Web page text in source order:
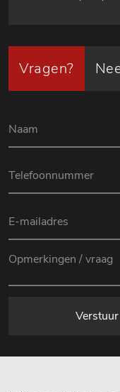
Vragen?
Verstuur